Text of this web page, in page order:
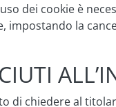
dei cookie è
impostando la
di chiedere al